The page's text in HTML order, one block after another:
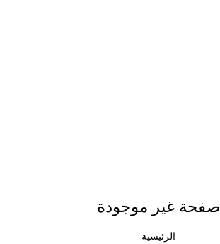
صفحة غير موجودة
الرئيسية